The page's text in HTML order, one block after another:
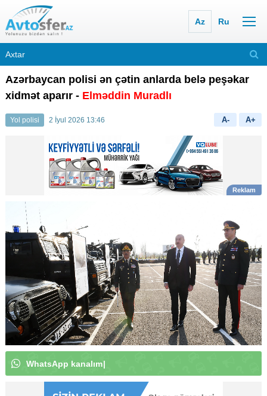
Az Ru
Azərbaycan polisi ən çətin anlarda belə peşəkar
xidmət aparır - Elməddin Muradlı
Yol polisi 2 İyul 2026 13:46 A- A+
WhatsApp kanalımı